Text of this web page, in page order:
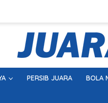
PERSIB JUARA BOLA